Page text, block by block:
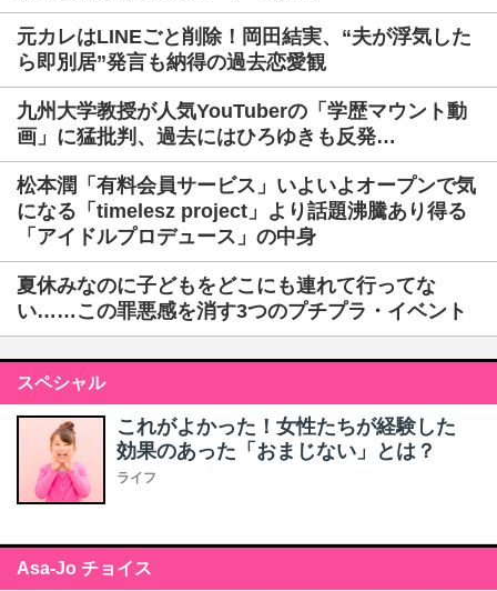
元カレはLINEごと削除！岡田結実、“夫が浮気した
ら即別居”発言も納得の過去恋愛観
九州大学教授が人気YouTuberの「学歴マウント動
画」に猛批判、過去にはひろゆきも反発…
松本潤「有料会員サービス」いよいよオープンで気
になる「timelesz project」より話題沸騰あり得る
「アイドルプロデュース」の中身
夏休みなのに子どもをどこにも連れて行ってな
い……この罪悪感を消す3つのプチプラ・イベント
スペシャル
これがよかった！女性たちが経験した
効果のあった「おまじない」とは？
ライフ
Asa-Jo チョイス